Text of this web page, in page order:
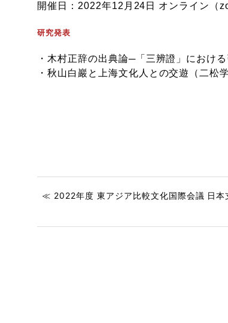
開催日：2022年12月24日 オンライン（
研究発表
・木村正辞の出典論─「三辨證」にお
・秋山白巖と上海文化人との交遊（二
≪ 2022年度 東アジア比較文化国際会議 日本